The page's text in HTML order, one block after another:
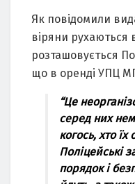
Як повідомили
віряни рухаються
розташовується
що в оренді УПЦ
“Це
серед них
когось, хто
Поліцейські
порядок і